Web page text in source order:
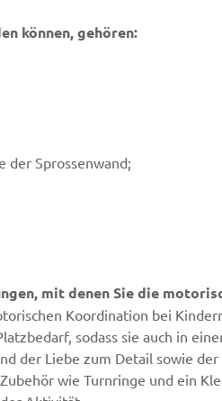
können, gehören:
der Sprossenwand;
mit denen Sie die
Koordination bei
sodass sie auch in
der Liebe zum Detail sowie
wie Turnringe und ein